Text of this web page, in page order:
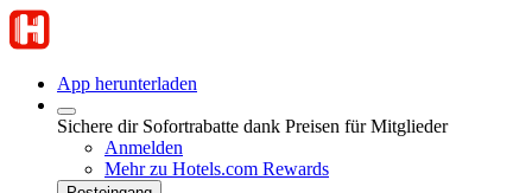
App herunterladen
Sichere dir Sofortrabatte dank Preisen für Mitglieder
Anmelden
Mehr zu Hotels.com Rewards